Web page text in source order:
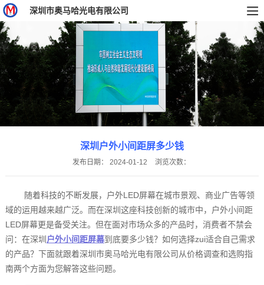
深圳市奥马哈光电有限公司
深圳户外小间距屏多少钱
发布日期： 2024-01-12 浏览次数：
随着科技的不断发展，户外LED屏幕在城市景观、商业广告等领
域的运用越来越广泛。而在深圳这座科技创新的城市中，户外小间距
LED屏幕更是备受关注。但在面对市场众多的产品时，消费者不禁会
问：在深圳 户外小间距屏幕到底要多少钱？如何选择zui适合自己需求
的产品？下面就跟着深圳市奥马哈光电有限公司从价格调查和选购指
南两个方面为您解答这些问题。